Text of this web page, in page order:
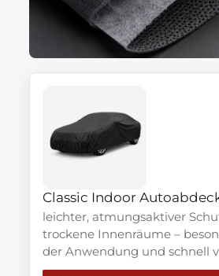
Classic Indoor
leichter, atmungsaktiver
trockene Innenräume –
der Anwendung und schnell